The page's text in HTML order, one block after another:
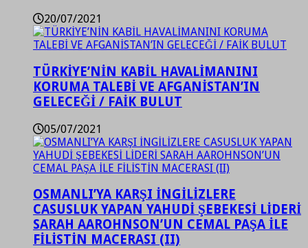
20/07/2021
TÜRKİYE’NİN KABİL HAVALİMANINI
KORUMA TALEBİ VE AFGANİSTAN’IN
GELECEĞİ / FAİK BULUT
05/07/2021
OSMANLI’YA KARŞI İNGİLİZLERE
CASUSLUK YAPAN YAHUDİ ŞEBEKESİ LİDERİ
SARAH AAROHNSON’UN CEMAL PAŞA İLE
FİLİSTİN MACERASI (II)